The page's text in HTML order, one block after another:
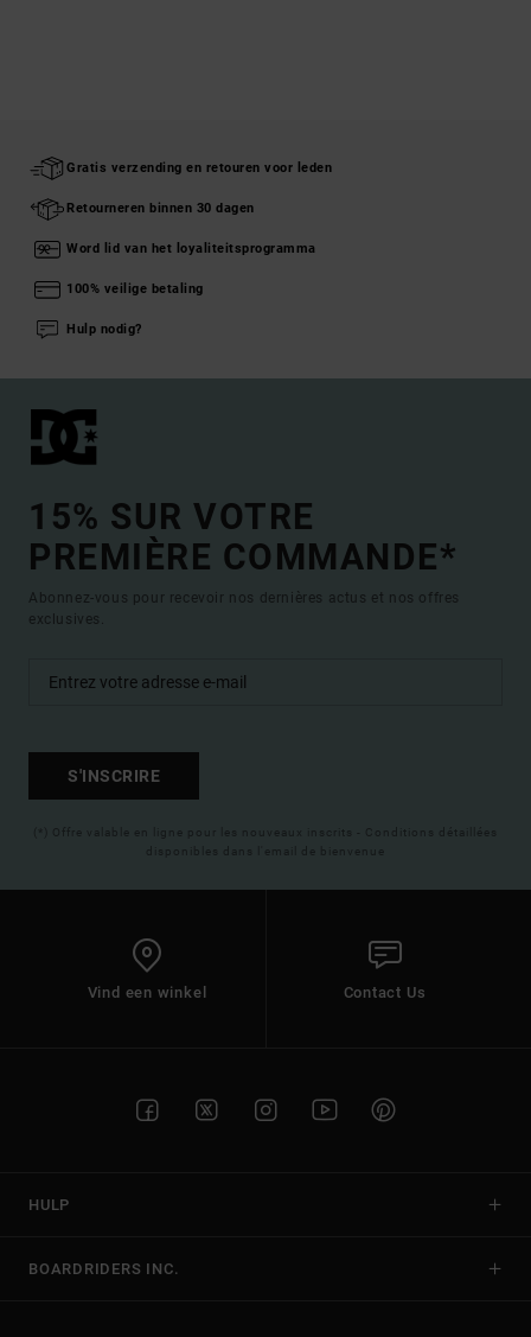
Gratis verzending en retouren voor leden
Retourneren binnen 30 dagen
Word lid van het loyaliteitsprogramma
100% veilige betaling
Hulp nodig?
15% SUR VOTRE
PREMIÈRE COMMANDE*
Abonnez-vous pour recevoir nos dernières actus et nos offres
exclusives.
S'INSCRIRE
(*) Offre valable en ligne pour les nouveaux inscrits - Conditions détaillées
disponibles dans l'email de bienvenue
Vind een winkel Contact Us
HULP
BOARDRIDERS INC.